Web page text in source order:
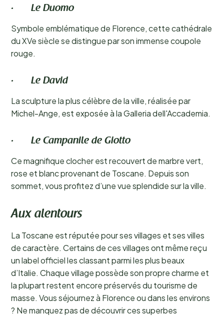
· Le Duomo
Symbole emblématique de Florence, cette cathédrale
du XVe siècle se distingue par son immense coupole
rouge.
· Le David
La sculpture la plus célèbre de la ville, réalisée par
Michel-Ange, est exposée à la Galleria dell'Accademia.
· Le Campanile de Giotto
Ce magnifique clocher est recouvert de marbre vert,
rose et blanc provenant de Toscane. Depuis son
sommet, vous profitez d’une vue splendide sur la ville.
Aux alentours
La Toscane est réputée pour ses villages et ses villes
de caractère. Certains de ces villages ont même reçu
un label officiel les classant parmi les plus beaux
d’Italie. Chaque village possède son propre charme et
la plupart restent encore préservés du tourisme de
masse. Vous séjournez à Florence ou dans les environs
? Ne manquez pas de découvrir ces superbes